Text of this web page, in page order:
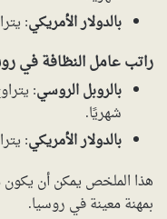
بالدولار الأمريكي: يتراوح بين
راتب عامل النظافة في
بالروبل الروسي
شهريًا.
بالدولار الأمريكي: يتراوح بين
هذا الملخص يمكن أن
بمهنة معينة في روسيا.